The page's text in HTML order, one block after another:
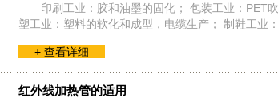
印刷工业：胶和油墨的固化； 包装工业：PET
塑工业：塑料的软化和成型，电缆生产； 制鞋工业
+ 查看详细
红外线加热管的适用